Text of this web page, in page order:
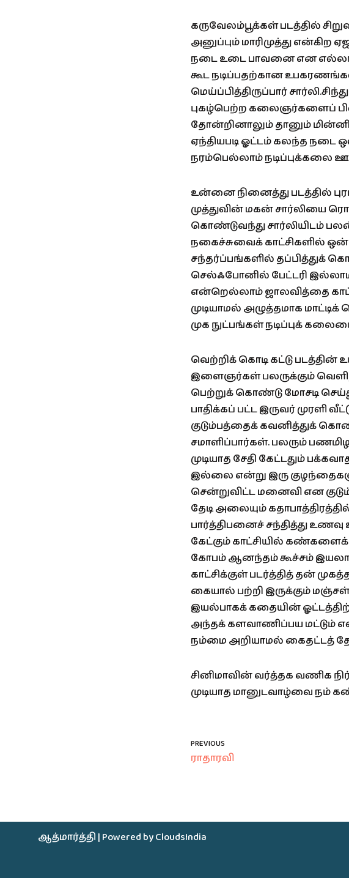
கருவேலம்பூக்கள் படத்தில்
அனுப்பும் மாரிமுத்து என்கிற
நடை உடை பாவனை என
கூட நடிப்பதற்கான
மெய்ப்பித்திருப்பார்
புகழ்பெற்ற கலைஞர்களைப்
தோன்றினாலும் தானும்
ஏந்தியபடி ஓட்டம் கலந்த
நரம்பெல்லாம் நடிப்புக்கலை
உன்னை நினைத்து படத்தில்
முத்துவின் மகன் சார்லியை
கொண்டுவந்து சார்லியிடம் பலன்
நகைச்சுவைக் காட்சிகளில்
சந்தர்ப்பங்களில் தப்பித்துக்
செல்ஃபோனில் பேட்டரி
என்றெல்லாம் ஜாலவித்தை
முடியாமல் அழுத்தமாக
முக நுட்பங்கள் நடிப்புக்
வெற்றிக் கொடி கட்டு
இளைஞர்கள் பலருக்கும்
பெற்றுக் கொண்டு மோசடி
பாதிக்கப் பட்ட இருவர் முரளி
குடும்பத்தைக் கவனித்துக்
சமாளிப்பார்கள். பலரும்
முடியாத சேதி கேட்டதும்
இல்லை என்று இரு
சென்றுவிட்ட மனைவி என
தேடி அலையும்
பார்த்திபனைச் சந்தித்து உணவு
கேட்கும் காட்சியில் கண்களைக்
கோபம் ஆனந்தம் கூச்சம்
காட்சிக்குள் படர்த்தித் தன்
கையால் பற்றி இருக்கும்
இயல்பாகக் கதையின்
அந்தக் களவாணிப்பய மட்டும்
நம்மை அறியாமல் கைதட்டத்
சினிமாவின் வர்த்தக வணிக
முடியாத மானுடவாழ்வை நம்
PREVIOUS
ராதாரவி
ஆத்மார்த்தி | Powered byCloudsIndia